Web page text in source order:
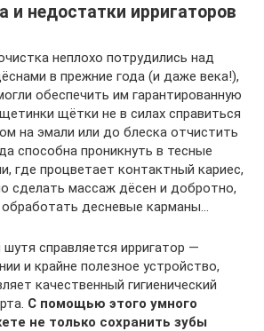
и недостатки ирригаторов
неплохо потрудились над
в прежние года (и даже века!),
обеспечить им гарантированную
щётки не в силах справиться
на эмали или до блеска отчистить
способна проникнуть в тесные
где процветает контактный кариес,
сделать массаж дёсен и добротно,
десневые карманы…
справляется ирригатор —
и крайне полезное устройство,
качественный гигиенический
С помощью этого умного
не только сохранить зубы